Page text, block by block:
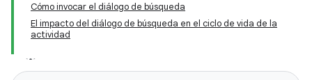
Cómo invocar el diálogo de búsqueda
El impacto del diálogo de búsqueda en el ciclo de vida de la
actividad